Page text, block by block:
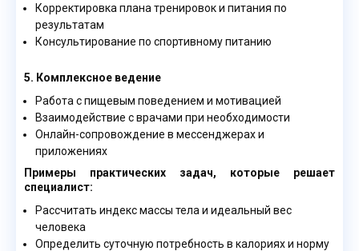
Корректировка плана тренировок и питания по
результатам
Консультирование по спортивному питанию
5. Комплексное ведение
Работа с пищевым поведением и мотивацией
Взаимодействие с врачами при необходимости
Онлайн-сопровождение в мессенджерах и
приложениях
Примеры практических задач, которые решает
специалист:
Рассчитать индекс массы тела и идеальный вес
человека
Определить суточную потребность в калориях и норму